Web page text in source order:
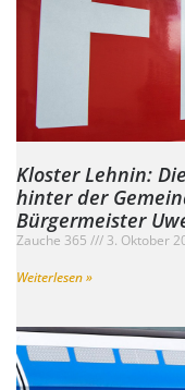
Kloster Lehnin:
hinter der
Bürgermeister
Zauche 365 3. Oktober
Weiterlesen »